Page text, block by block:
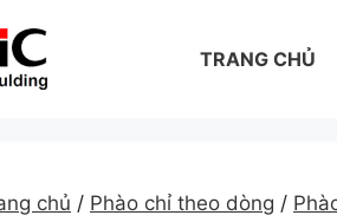
TRANG CHỦ
chủ / Phào chỉ theo dòng /